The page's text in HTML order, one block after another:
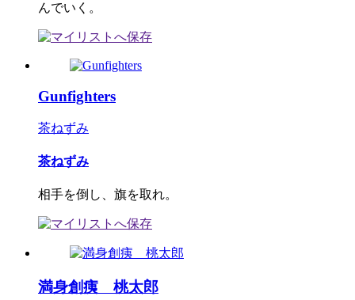
んでいく。
Gunfighters
茶ねずみ
茶ねずみ
相手を倒し、旗を取れ。
満身創痍 桃太郎